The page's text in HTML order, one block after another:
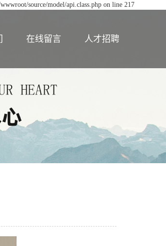
source/model/api.class.php on line 217
在线留言 人才招聘